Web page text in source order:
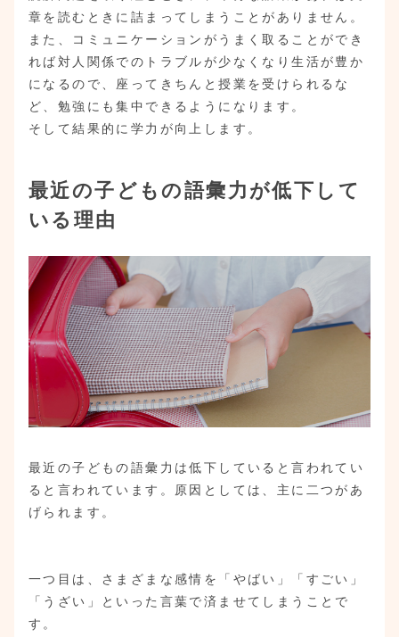
章を読むときに詰まってしまうことがありません。
また、コミュニケーションがうまく取ることができ
れば対人関係でのトラブルが少なくなり生活が豊か
になるので、座ってきちんと授業を受けられるな
ど、勉強にも集中できるようになります。
そして結果的に学力が向上します。
最近の子どもの語彙力が低下して
いる理由
最近の子どもの語彙力は低下していると言われてい
ると言われています。原因としては、主に二つがあ
げられます。
一つ目は、さまざまな感情を「やばい」「すごい」
「うざい」といった言葉で済ませてしまうことで
す。